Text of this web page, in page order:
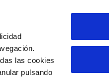
las cookies
pulsando
INCIDENCIAS
EMPLEO